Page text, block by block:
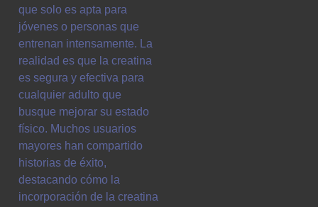
que solo es apta para
jóvenes o personas que
entrenan intensamente. La
realidad es que la creatina
es segura y efectiva para
cualquier adulto que
busque mejorar su estado
físico. Muchos usuarios
mayores han compartido
historias de éxito,
destacando cómo la
incorporación de la creatina